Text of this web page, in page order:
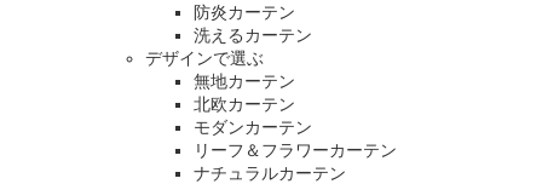
防炎カーテン
洗えるカーテン
デザインで選ぶ
無地カーテン
北欧カーテン
モダンカーテン
リーフ＆フラワーカーテン
ナチュラルカーテン